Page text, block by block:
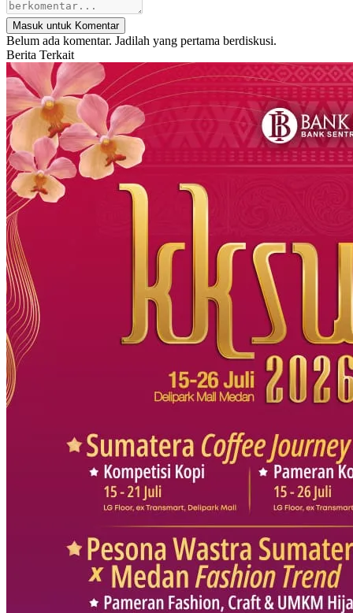
Masuk untuk Komentar
Belum ada komentar. Jadilah yang pertama berdiskusi.
Berita Terkait